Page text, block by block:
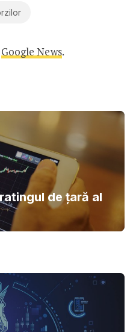
Google News.
de țară al